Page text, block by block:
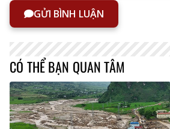
GỬI BÌNH LUẬN
CÓ THỂ BẠN QUAN TÂM